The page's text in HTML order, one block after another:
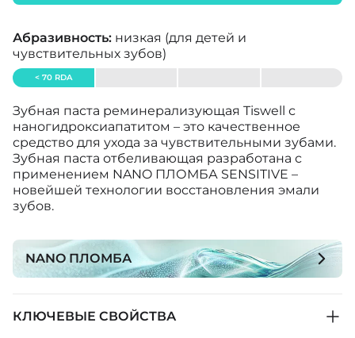
Абразивность: низкая (для детей и
чувствительных зубов)
< 70 RDA
Зубная паста реминерализующая Tiswell с
наногидроксиапатитом – это качественное
средство для ухода за чувствительными зубами.
Зубная паста отбеливающая разработана с
применением NANO ПЛОМБА SENSITIVE –
новейшей технологии восстановления эмали
зубов.
NANO ПЛОМБА
КЛЮЧЕВЫЕ СВОЙСТВА